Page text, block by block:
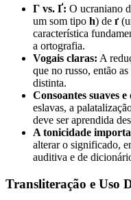
Г vs. Ґ: O ucraniano
um som tipo h) de ґ
característica
a ortografia.
Vogais claras: A
que no russo, então
distinta.
Consoantes suaves
eslavas, a
deve ser aprendida
A tonicidade
alterar o significado,
auditiva e de
Transliteração e Uso